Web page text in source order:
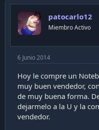
patocarlo12
Miembro Activo
6 Junio 2014
Hoy le compre un
muy buen vendedor,
de muy buena forma.
dejarmelo a la U y la
vendedor.